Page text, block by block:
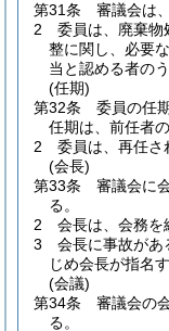
第31条
審議会は
2
委員は、廃棄物
整に関し、必要
当と認める者の
(任期)
第32条
委員の任
任期は、前任者
2
委員は、再任さ
(会長)
第33条
審議会に
る。
2
会長は、会務を
3
会長に事故があ
じめ会長が指名
(会議)
第34条
審議会の
る。